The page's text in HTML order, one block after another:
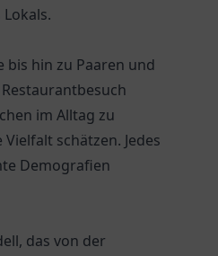
bis hin zu Paaren und
im Alltag zu
schätzen. Jedes
Demografien
das von der